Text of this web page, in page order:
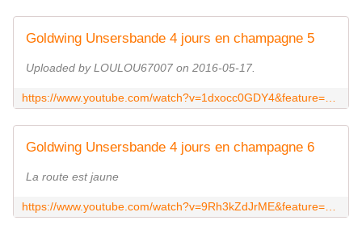
Goldwing Unsersbande 4 jours en champagne 5
Uploaded by LOULOU67007 on 2016-05-17.
Goldwing Unsersbande 4 jours en champagne 6
La route est jaune